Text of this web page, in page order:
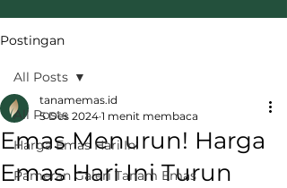
Postingan
All Posts
Harga Emas Hari Ini
Pameran Galeri Tanam Emas
All Posts
Emas Menurun! Harga
Emas Hari Ini Turun
tanamemas.id
5 Des 2024 1 menit membaca